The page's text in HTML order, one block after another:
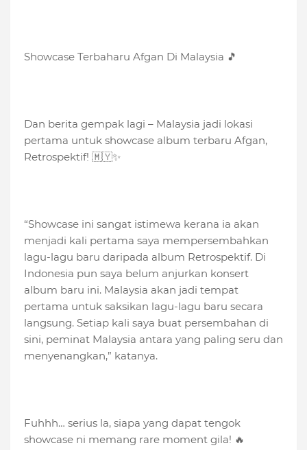
Showcase Terbaharu Afgan Di Malaysia 🎵
Dan berita gempak lagi – Malaysia jadi lokasi
pertama untuk showcase album terbaru Afgan,
Retrospektif! 🇲🇾✨
“Showcase ini sangat istimewa kerana ia akan
menjadi kali pertama saya mempersembahkan
lagu-lagu baru daripada album Retrospektif. Di
Indonesia pun saya belum anjurkan konsert
album baru ini. Malaysia akan jadi tempat
pertama untuk saksikan lagu-lagu baru secara
langsung. Setiap kali saya buat persembahan di
sini, peminat Malaysia antara yang paling seru dan
menyenangkan,” katanya.
Fuhhh… serius la, siapa yang dapat tengok
showcase ni memang rare moment gila! 🔥